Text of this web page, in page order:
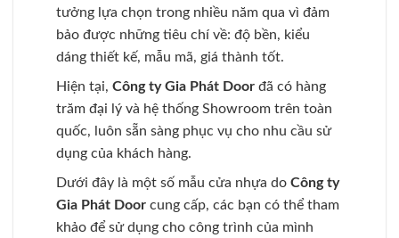
tưởng lựa chọn trong nhiều năm qua vì đảm
bảo được những tiêu chí về: độ bền, kiểu
dáng thiết kế, mẫu mã, giá thành tốt.
Hiện tại, Công ty Gia Phát Door đã có hàng
trăm đại lý và hệ thống Showroom trên toàn
quốc, luôn sẵn sàng phục vụ cho nhu cầu sử
dụng của khách hàng.
Dưới đây là một số mẫu cửa nhựa do Công ty
Gia Phát Door cung cấp, các bạn có thể tham
khảo để sử dụng cho công trình của mình